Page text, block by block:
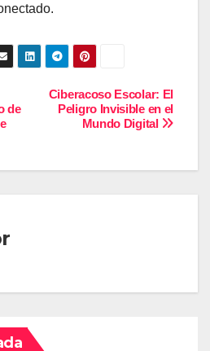
Ciberacoso Escolar: El
Peligro Invisible en el
Mundo Digital
de